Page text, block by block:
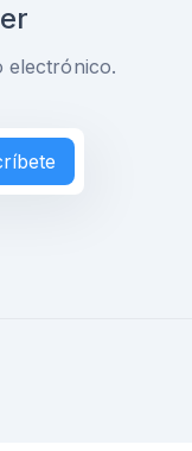
electrónico.